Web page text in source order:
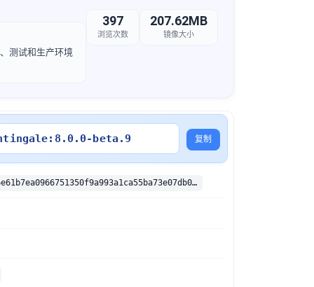
测试和生产环境
397
浏览次数
207.62MB
镜像大小
beta.9 复制
sha256:64946e61b7ea0966751350f9a993a1ca55ba73e07db0b121ea609c849e8513f8